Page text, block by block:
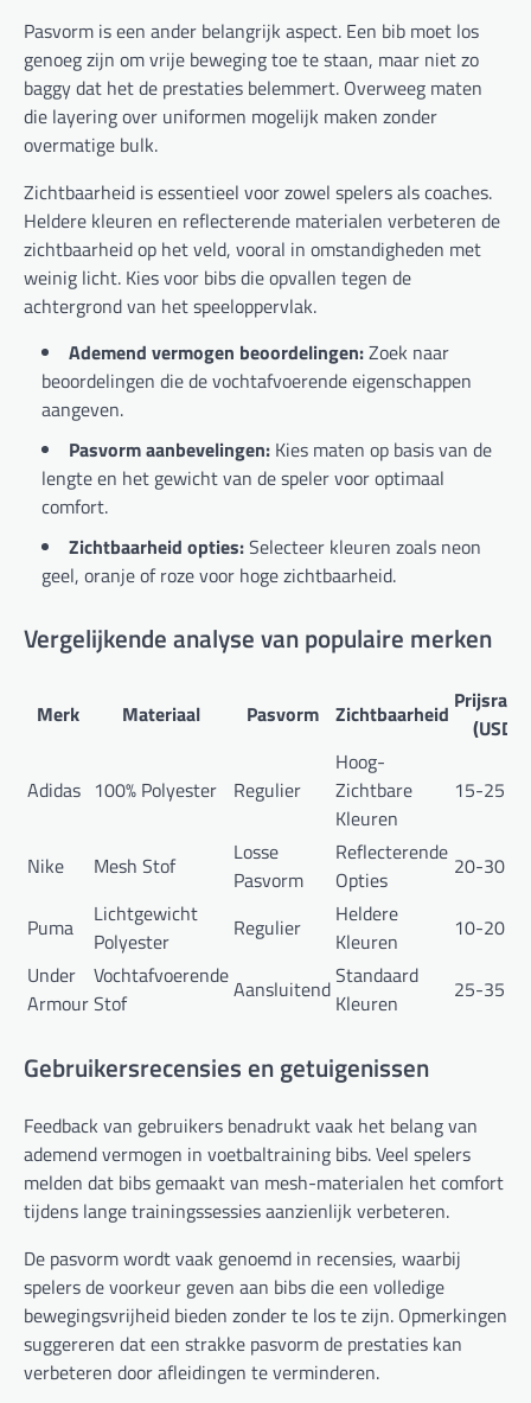
Pasvorm is een ander belangrijk aspect. Een bib moet los
genoeg zijn om vrije beweging toe te staan, maar niet zo
baggy dat het de prestaties belemmert. Overweeg maten
die layering over uniformen mogelijk maken zonder
overmatige bulk.
Zichtbaarheid is essentieel voor zowel spelers als coaches.
Heldere kleuren en reflecterende materialen verbeteren de
zichtbaarheid op het veld, vooral in omstandigheden met
weinig licht. Kies voor bibs die opvallen tegen de
achtergrond van het speeloppervlak.
Ademend vermogen beoordelingen:Zoek naar
beoordelingen die de vochtafvoerende eigenschappen
aangeven.
Pasvorm aanbevelingen: Kies maten op basis van de
lengte en het gewicht van de speler voor optimaal
comfort.
Zichtbaarheid opties:Selecteer kleuren zoals neon
geel, oranje of roze voor hoge zichtbaarheid.
Vergelijkende analyse van populaire merken
Merk Materiaal Pasvorm Zichtbaarheid
(USD)
Adidas 100% Polyester Regulier
Hoog-
Zichtbare
Kleuren
15-25
Nike Mesh Stof
Losse
Pasvorm
Reflecterende
Opties
20-30
Puma
Lichtgewicht
Polyester
Regulier
Heldere
Kleuren
10-20
Under
Armour
Vochtafvoerende
Stof
AansluitendStandaard
Kleuren
25-35
Gebruikersrecensies en getuigenissen
Feedback van gebruikers benadrukt vaak het belang van
ademend vermogen in voetbaltraining bibs. Veel spelers
melden dat bibs gemaakt van mesh-materialen het comfort
tijdens lange trainingssessies aanzienlijk verbeteren.
De pasvorm wordt vaak genoemd in recensies, waarbij
spelers de voorkeur geven aan bibs die een volledige
bewegingsvrijheid bieden zonder te los te zijn. Opmerkingen
suggereren dat een strakke pasvorm de prestaties kan
verbeteren door afleidingen te verminderen.